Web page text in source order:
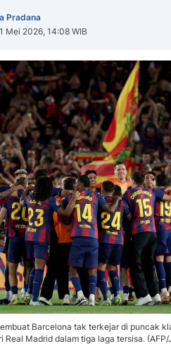
Pradana
Mei 2026, 14:08 WIB
Barcelona tak terkejar di puncak
Real Madrid dalam tiga laga tersisa. (AFP/